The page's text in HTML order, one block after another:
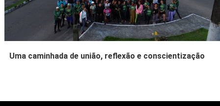
Uma caminhada de união, reflexão e conscientização